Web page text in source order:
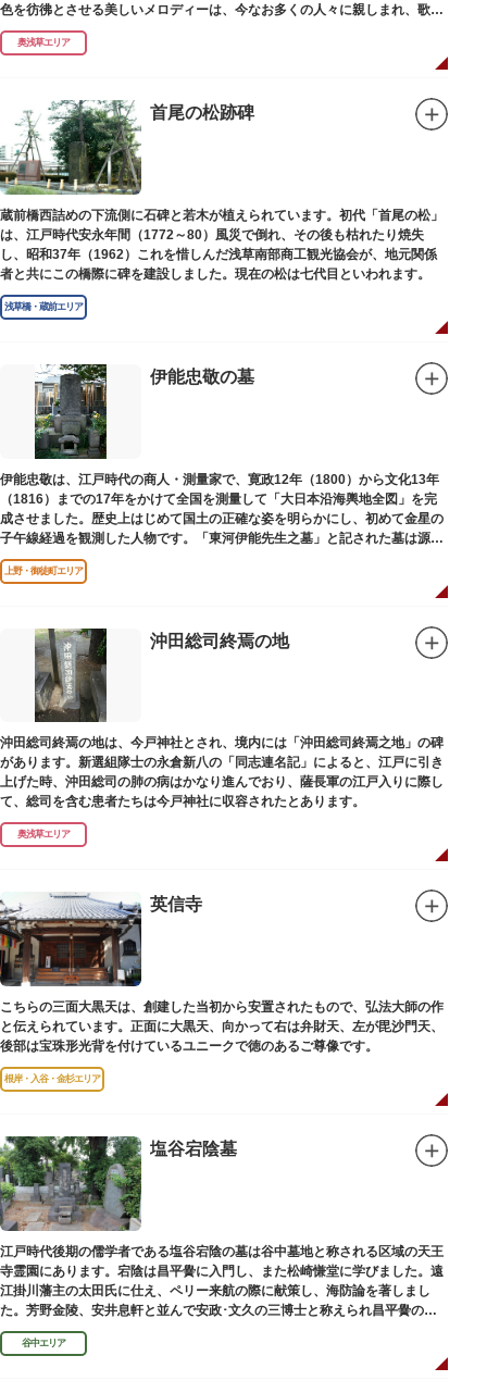
色を彷彿とさせる美しいメロディーは、今なお多くの人々に親しまれ、歌い
つがれています。
奥浅草エリア
首尾の松跡碑
蔵前橋西詰めの下流側に石碑と若木が植えられています。初代「首尾の松」
は、江戸時代安永年間（1772～80）風災で倒れ、その後も枯れたり焼失
し、昭和37年（1962）これを惜しんだ浅草南部商工観光協会が、地元関係
者と共にこの橋際に碑を建設しました。現在の松は七代目といわれます。
浅草橋・蔵前エリア
伊能忠敬の墓
伊能忠敬は、江戸時代の商人・測量家で、寛政12年（1800）から文化13年
（1816）までの17年をかけて全国を測量して「大日本沿海輿地全図」を完
成させました。歴史上はじめて国土の正確な姿を明らかにし、初めて金星の
子午線経過を観測した人物です。「東河伊能先生之墓」と記された墓は源空
寺（げんくうじ）にあります。
上野・御徒町エリア
沖田総司終焉の地
沖田総司終焉の地は、今戸神社とされ、境内には「沖田総司終焉之地」の碑
があります。新選組隊士の永倉新八の「同志連名記」によると、江戸に引き
上げた時、沖田総司の肺の病はかなり進んでおり、薩長軍の江戸入りに際し
て、総司を含む患者たちは今戸神社に収容されたとあります。
奥浅草エリア
英信寺
こちらの三面大黒天は、創建した当初から安置されたもので、弘法大師の作
と伝えられています。正面に大黒天、向かって右は弁財天、左が毘沙門天、
後部は宝珠形光背を付けているユニークで徳のあるご尊像です。
根岸・入谷・金杉エリア
塩谷宕陰墓
江戸時代後期の儒学者である塩谷宕陰の墓は谷中墓地と称される区域の天王
寺霊園にあります。宕陰は昌平黌に入門し、また松崎慊堂に学びました。遠
江掛川藩主の太田氏に仕え、ペリー来航の際に献策し、海防論を著しまし
た。芳野金陵、安井息軒と並んで安政･文久の三博士と称えられ昌平黌の教
授として多くの文人を育て、慶応3年 （1867）に没しました。
谷中エリア